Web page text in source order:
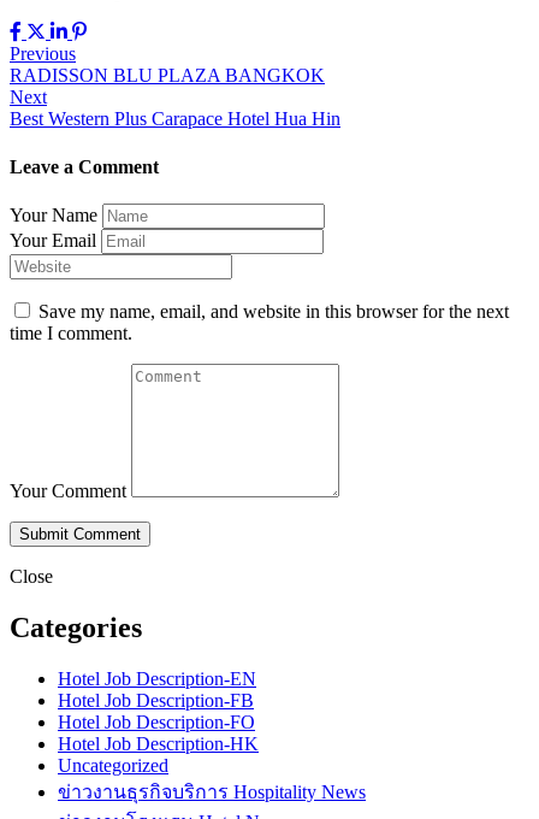
Post
navigation
Previous
RADISSON BLU PLAZA BANGKOK
Next
Best Western Plus Carapace Hotel Hua Hin
Leave a Comment
Your Name
Your Email
Save my name, email, and website in this browser for the next
time I comment.
Your Comment
Close
Categories
Hotel Job Description-EN
Hotel Job Description-FB
Hotel Job Description-FO
Hotel Job Description-HK
Uncategorized
ข่าวงานธุรกิจบริการ Hospitality News